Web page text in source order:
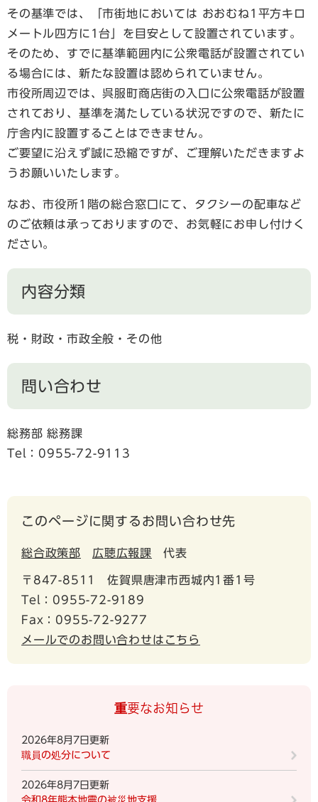
その基準では、「市街地においては おおむね1平方キロ
メートル四方に1台」を目安として設置されています。
そのため、すでに基準範囲内に公衆電話が設置されてい
る場合には、新たな設置は認められていません。
市役所周辺では、呉服町商店街の入口に公衆電話が設置
されており、基準を満たしている状況ですので、新たに
庁舎内に設置することはできません。
ご要望に沿えず誠に恐縮ですが、ご理解いただきますよ
うお願いいたします。
なお、市役所1階の総合窓口にて、タクシーの配車など
のご依頼は承っておりますので、お気軽にお申し付けく
ださい。
内容分類
税・財政・市政全般・その他
問い合わせ
総務部 総務課
Tel：0955-72-9113
このページに関するお問い合わせ先
総合政策部 広聴広報課 代表
〒847-8511
佐賀県唐津市西城内1番1号
Tel：0955-72-9189
Fax：0955-72-9277
メールでのお問い合わせはこちら
重要なお知らせ
2026年8月7日更新
職員の処分について
2026年8月7日更新
令和8年熊本地震の被災地支援